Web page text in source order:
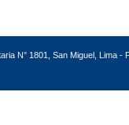
N° 1801, San Miguel, Lima -